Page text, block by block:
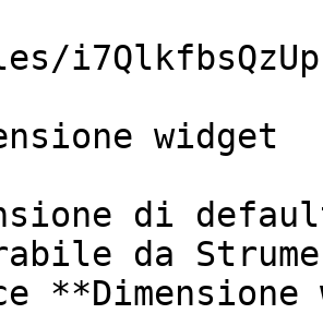
widget
di
da